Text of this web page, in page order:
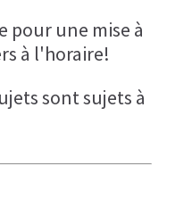
pour une mise à
à l'horaire!
sont sujets à